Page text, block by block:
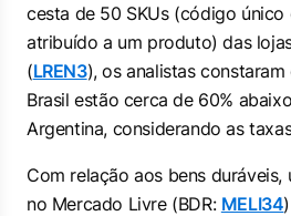
cesta de 50 SKUs (código
atribuído a um produto) das
(LREN3), os analistas
Brasil estão cerca de 60%
Argentina, considerando as
Com relação aos bens duráveis,
no Mercado Livre (BDR: MELI34